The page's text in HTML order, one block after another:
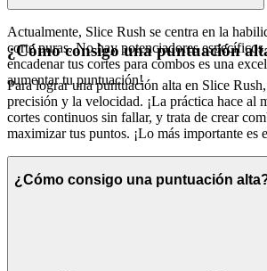
Actualmente, Slice Rush se centra en la
corte puras. No hay potenciadores específicos
encadenar tus cortes para combos es una
aumentar tu puntuación!
¿Cómo consigo una puntuación
Para lograr una puntuación alta en Slice
precisión y la velocidad. ¡La práctica hace al
cortes continuos sin fallar, y trata de crear
maximizar tus puntos. ¡Lo más importante es
¿Cómo consigo una puntuación